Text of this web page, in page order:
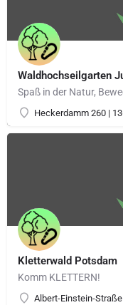
Waldhochseilgarten
Spaß in der Natur,
Heckerdamm 260 |
Kletterwald Potsdam
Komm KLETTERN!
Albert-Einstein-